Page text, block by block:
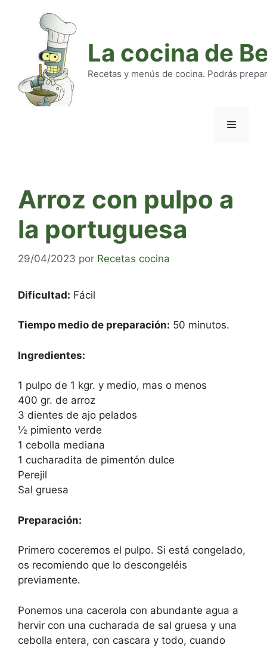
La cocina de
Recetas y menús de cocina. Podrás
Arroz con pulpo a
la portuguesa
29/04/2023 por Recetas cocina
Dificultad: Fácil
Tiempo medio de preparación: 50 minutos.
Ingredientes:
1 pulpo de 1 kgr. y medio, mas o menos
400 gr. de arroz
3 dientes de ajo pelados
½ pimiento verde
1 cebolla mediana
1 cucharadita de pimentón dulce
Perejil
Sal gruesa
Preparación:
Primero coceremos el pulpo. Si está congelado,
os recomiendo que lo descongeléis
previamente.
Ponemos una cacerola con abundante agua a
hervir con una cucharada de sal gruesa y una
cebolla entera, con cascara y todo, cuando